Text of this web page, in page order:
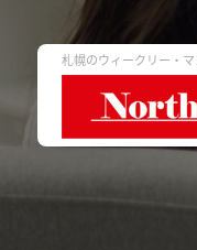
札幌のウィークリー・